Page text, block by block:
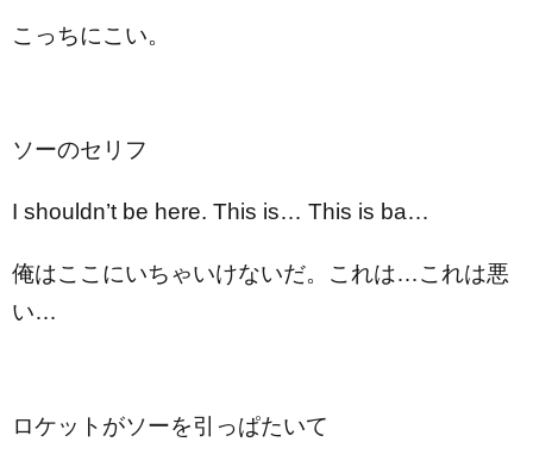
こっちにこい。
ソーのセリフ
I shouldn’t be here. This is… This is ba…
俺はここにいちゃいけないだ。これは…これは悪
い…
ロケットがソーを引っぱたいて